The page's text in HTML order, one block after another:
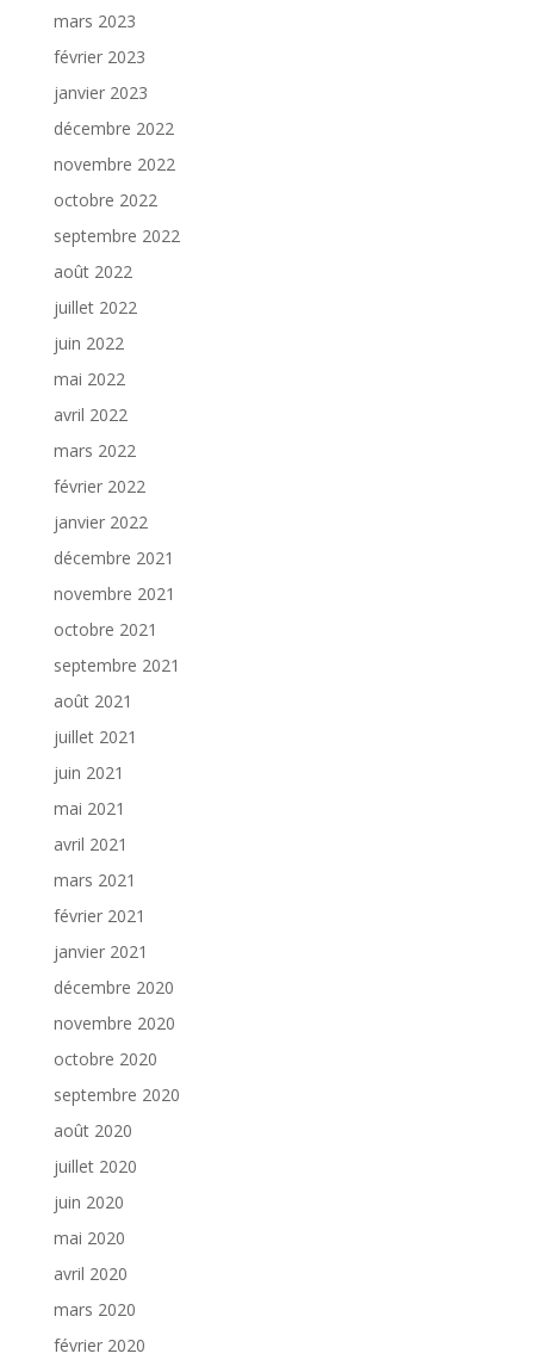
mars 2023
février 2023
janvier 2023
décembre 2022
novembre 2022
octobre 2022
septembre 2022
août 2022
juillet 2022
juin 2022
mai 2022
avril 2022
mars 2022
février 2022
janvier 2022
décembre 2021
novembre 2021
octobre 2021
septembre 2021
août 2021
juillet 2021
juin 2021
mai 2021
avril 2021
mars 2021
février 2021
janvier 2021
décembre 2020
novembre 2020
octobre 2020
septembre 2020
août 2020
juillet 2020
juin 2020
mai 2020
avril 2020
mars 2020
février 2020